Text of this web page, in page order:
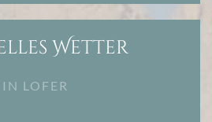
Wetter
IN LOFER